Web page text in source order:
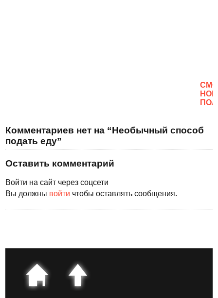
Комментариев нет на “Необычный способ
подать еду”
Оставить комментарий
Войти на сайт через соцсети
Вы должны войти чтобы оставлять сообщения.